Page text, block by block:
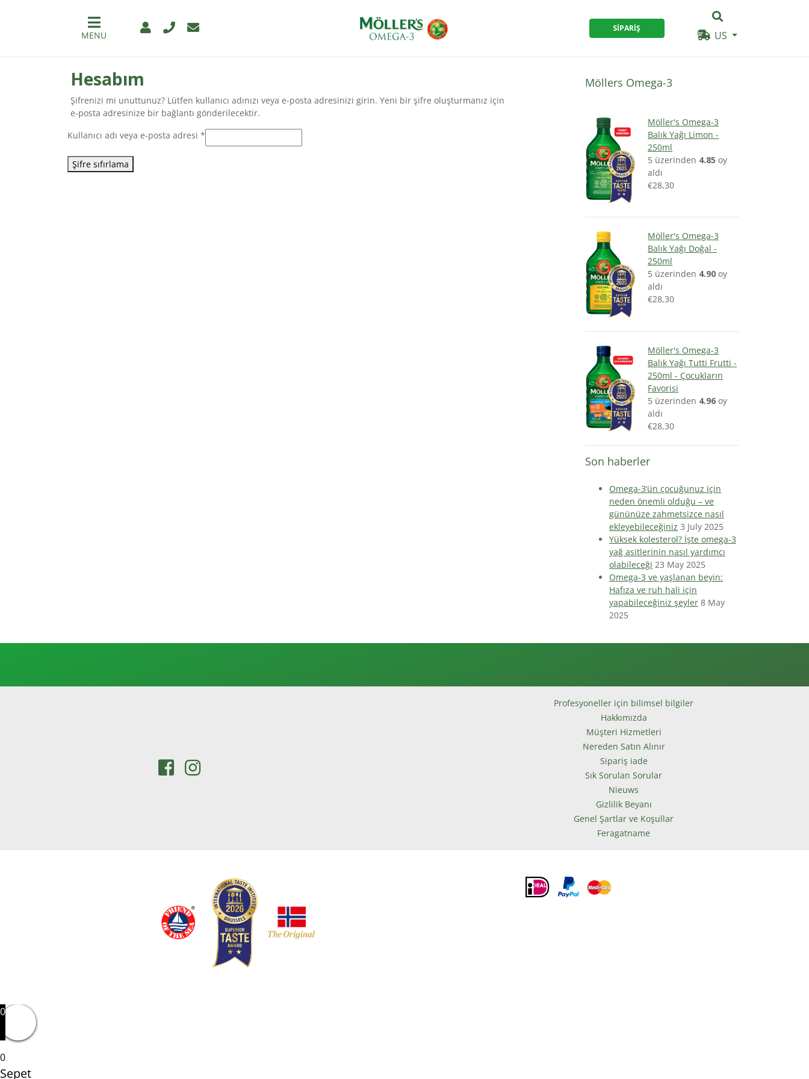
HIZMETLERI
MENU
SIPARIŞ
US
Hesabım
Şifrenizi mi unuttunuz? Lütfen kullanıcı adınızı veya e-posta adresinizi girin. Yeni bir şifre oluşturmanız için
e-posta adresinize bir bağlantı gönderilecektir.
Kullanıcı adı veya e-posta adresi *
Şifre sıfırlama
Möllers Omega-3
Möller's Omega-3
Balık Yağı Limon -
250ml
5 üzerinden 4.85 oy
aldı
€28,30
Möller's Omega-3
Balık Yağı Doğal -
250ml
5 üzerinden 4.90 oy
aldı
€28,30
Möller's Omega-3
Balık Yağı Tutti Frutti -
250ml - Çocukların
Favorisi
5 üzerinden 4.96 oy
aldı
€28,30
Son haberler
Omega-3’ün çocuğunuz için
neden önemli olduğu – ve
gününüze zahmetsizce nasıl
ekleyebileceğiniz 3 July 2025
Yüksek kolesterol? İşte omega-3
yağ asitlerinin nasıl yardımcı
olabileceği 23 May 2025
Omega-3 ve yaşlanan beyin:
Hafıza ve ruh hali için
yapabileceğiniz şeyler 8 May
2025
Profesyoneller için bilimsel bilgiler
Hakkımızda
Müşteri Hizmetleri
Nereden Satın Alınır
Sipariş iade
Sık Sorulan Sorular
Nieuws
Gizlilik Beyanı
Genel Şartlar ve Koşullar
Feragatname
0
0
Sepet